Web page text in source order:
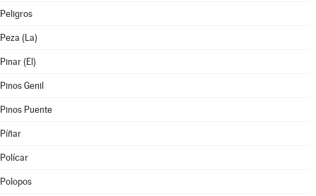
Peligros
Peza (La)
Pinar (El)
Pinos Genil
Pinos Puente
Píñar
Polícar
Polopos